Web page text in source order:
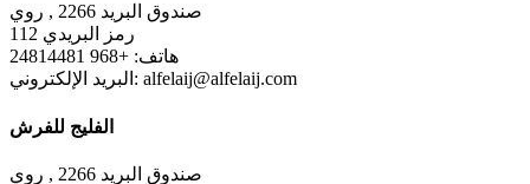
رمز البريدي 112
هاتف: +968 24814481
البريد الإلكتروني: alfelaij@alfelaij.com
الفليج للفرش